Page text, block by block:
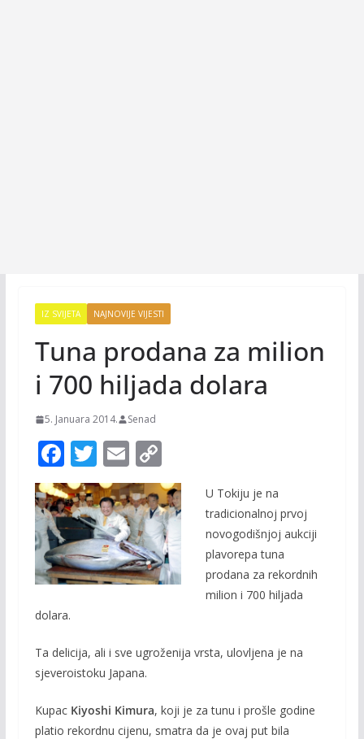
IZ SVIJETA NAJNOVIJE VIJESTI
Tuna prodana za milion
i 700 hiljada dolara
5. Januara 2014. Senad
F
ac
e
b
o
o
k
T
w
itt
er
E
m
ai
l
C
o
p
y
Li
n
U Tokiju je na
tradicionalnoj prvoj
novogodišnjoj aukciji
plavorepa tuna
prodana za rekordnih
milion i 700 hiljada
dolara.
Ta delicija, ali i sve ugroženija vrsta, ulovljena je na
sjeveroistoku Japana.
Kupac Kiyoshi Kimura, koji je za tunu i prošle godine
platio rekordnu cijenu, smatra da je ovaj put bila